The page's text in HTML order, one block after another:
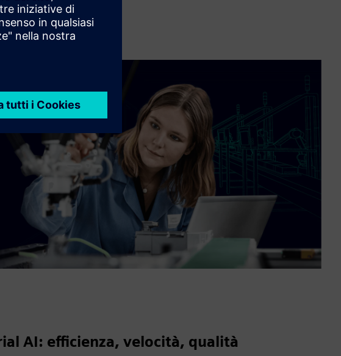
AI: efficienza, velocità, qualità